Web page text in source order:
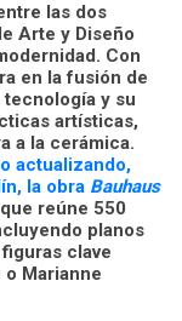
las dos
Arte y Diseño
Con
en la fusión de
tecnología y su
artísticas,
a la cerámica.
actualizando,
la obra Bauhaus
reúne 550
planos
clave
o Marianne